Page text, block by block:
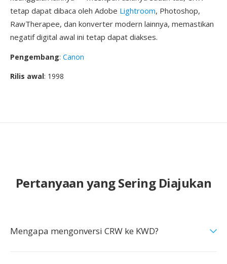
tetap dapat dibaca oleh Adobe Lightroom, Photoshop,
RawTherapee, dan konverter modern lainnya, memastikan
negatif digital awal ini tetap dapat diakses.
Pengembang: Canon
Rilis awal: 1998
Pertanyaan yang Sering Diajukan
Mengapa mengonversi CRW ke KWD?